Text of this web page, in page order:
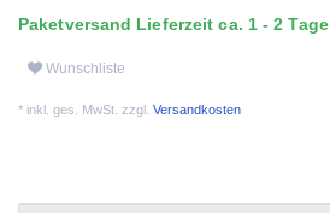
Paketversand Lieferzeit ca. 1 - 2 Tage
Wunschliste
* inkl. ges. MwSt. zzgl. Versandkosten